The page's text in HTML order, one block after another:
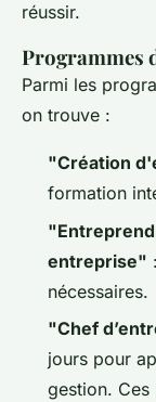
réussir.
Programmes
Parmi les
on trouve :
"Création
formation
entreprise"
nécessaires.
"Chef
jours pour
gestion.